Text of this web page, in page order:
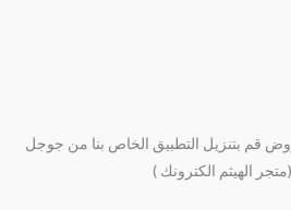
قم بتنزيل التطبيق الخاص بنا من جوجل
الهيثم الكترونك )